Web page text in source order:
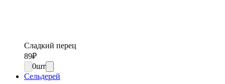
Сладкий перец
89₽
0шт
Сельдерей